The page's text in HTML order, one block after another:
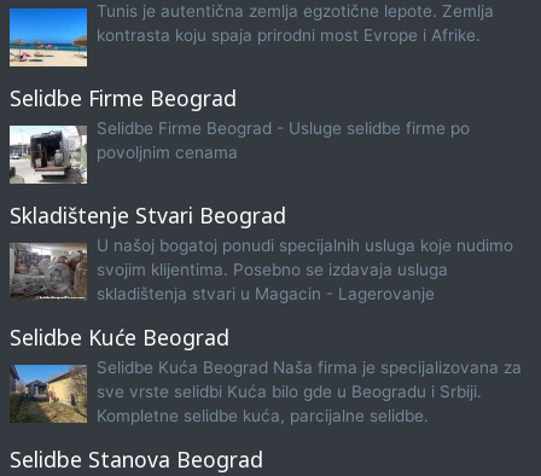
Tunis je autentična zemlja egzotične lepote. Zemlja
kontrasta koju spaja prirodni most Evrope i Afrike.
Selidbe Firme Beograd
Selidbe Firme Beograd - Usluge selidbe firme po
povoljnim cenama
Skladištenje Stvari Beograd
U našoj bogatoj ponudi specijalnih usluga koje nudimo
svojim klijentima. Posebno se izdavaja usluga
skladištenja stvari u Magacin - Lagerovanje
Selidbe Kuće Beograd
Selidbe Kuća Beograd Naša firma je specijalizovana za
sve vrste selidbi Kuća bilo gde u Beogradu i Srbiji.
Kompletne selidbe kuća, parcijalne selidbe.
Selidbe Stanova Beograd